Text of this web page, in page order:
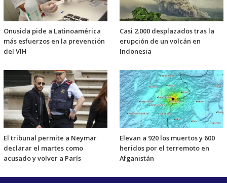
Onusida pide a Latinoamérica
más esfuerzos en la prevención
del VIH
Casi 2.000 desplazados tras la
erupción de un volcán en
Indonesia
El tribunal permite a Neymar
declarar el martes como
acusado y volver a París
Elevan a 920 los muertos y 600
heridos por el terremoto en
Afganistán